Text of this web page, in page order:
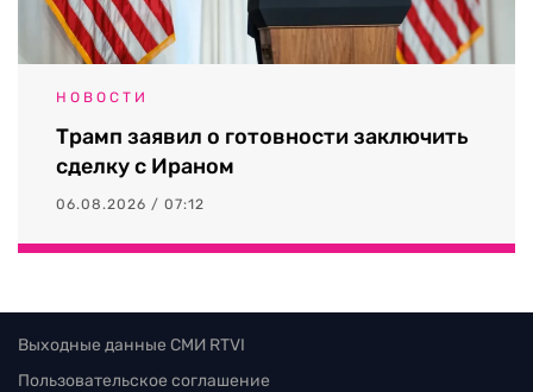
НОВОСТИ
Трамп заявил о готовности заключить
сделку с Ираном
06.08.2026 / 07:12
Выходные данные СМИ RTVI
Пользовательское соглашение